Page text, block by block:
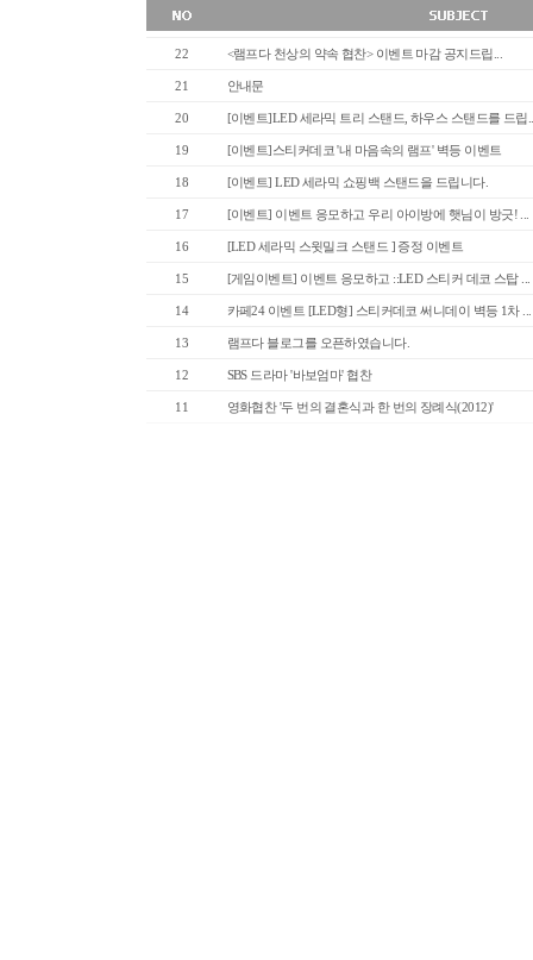
22 <램프다 천상의 약속 협찬> 이벤트 마감 공지드립...
21 안내문
20 [이벤트]LED 세라믹 트리 스탠드, 하우스 스탠드를 드립
19 [이벤트]스티커데코 '내 마음속의 램프' 벽등 이벤트
18 [이벤트] LED 세라믹 쇼핑백 스탠드을 드립니다.
17 [이벤트] 이벤트 응모하고 우리 아이방에 햇님이 방긋! ...
16 [LED 세라믹 스윗밀크 스탠드 ] 증정 이벤트
15 [게임이벤트] 이벤트 응모하고 ::LED 스티커 데코 스탑 ...
14 카페24 이벤트 [LED형] 스티커데코 써니데이 벽등 1차 ...
13 램프다 블로그를 오픈하였습니다.
12 SBS 드라마 '바보엄마' 협찬
11 영화협찬 '두 번의 결혼식과 한 번의 장례식(2012)'